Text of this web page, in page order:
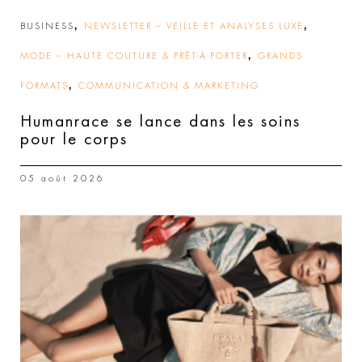
BUSINESS, NEWSLETTER – VEILLE ET ANALYSES LUXE ,
MODE – HAUTE COUTURE & PRÊT-À-PORTER, GRANDS
FORMATS, COMMUNICATION & MARKETING
Humanrace se lance dans les soins
pour le corps
05 août 2026